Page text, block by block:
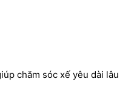
chăm sóc xế yêu dài lâu